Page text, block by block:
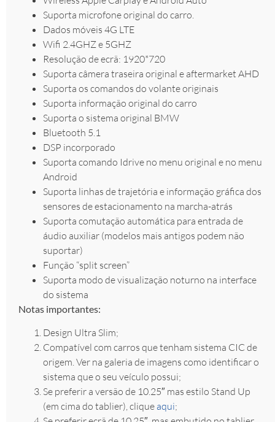
Suporta microfone original do carro.
Dados móveis 4G LTE
Wifi 2.4GHZ e 5GHZ
Resolução de ecrã: 1920*720
Suporta câmera traseira original e aftermarket AHD
Suporta os comandos do volante originais
Suporta informação original do carro
Suporta o sistema original BMW
Bluetooth 5.1
DSP incorporado
Suporta comando Idrive no menu original e no menu
Android
Suporta linhas de trajetória e informação gráfica dos
sensores de estacionamento na marcha-atrás
Suporta comutação automática para entrada de
áudio auxiliar (modelos mais antigos podem não
suportar)
Função “split screen”
Suporta modo de visualização noturno na interface
do sistema
Notas importantes:
Design Ultra Slim;
Compatível com carros que tenham sistema CIC de
origem. Ver na galeria de imagens como identificar o
sistema que o seu veículo possui;
Se preferir a versão de 10.25″ mas estilo Stand Up
(em cima do tablier), clique aqui;